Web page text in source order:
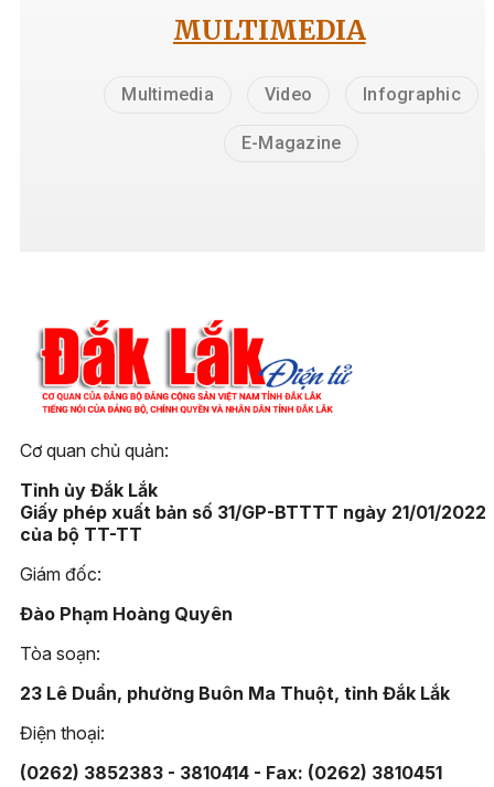
MULTIMEDIA
Multimedia Video Infographic
E-Magazine
Cơ quan chủ quản:
Tỉnh ủy Đắk Lắk
Giấy phép xuất bản số 31/GP-BTTTT ngày 21/01/2022
của bộ TT-TT
Giám đốc:
Đào Phạm Hoàng Quyên
Tòa soạn:
23 Lê Duẩn, phường Buôn Ma Thuột, tỉnh Đắk Lắk
Điện thoại:
(0262) 3852383 - 3810414 - Fax: (0262) 3810451